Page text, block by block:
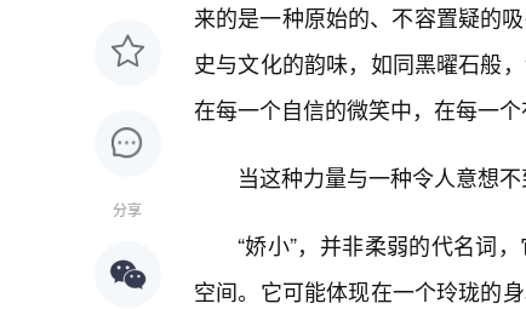
分享
来的是一种原始的、不容置疑的
史与文化的韵味，如同黑曜石般
在每一个自信的微笑中，在每一个
当这种力量与一种令人意想
“娇小”，并非柔弱的代名词
空间。它可能体现在一个玲珑的